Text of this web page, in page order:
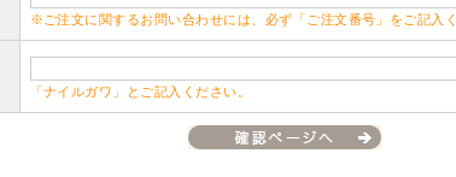
※ご注文に関するお問い合わせには、必ず「ご注文番号」をご記入
「ナイルガワ」とご記入ください。